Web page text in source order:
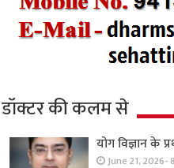
डॉक्टर की कलम से
योग विज्ञान के
June 21, 2026-